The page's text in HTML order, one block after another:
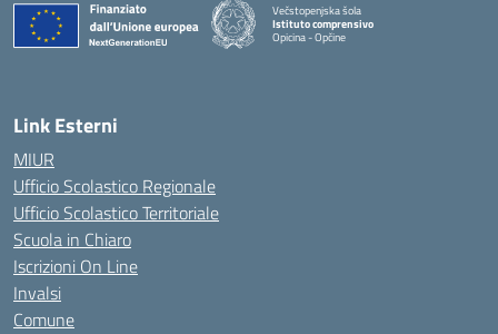
Večstopenjska šola
Istituto comprensivo
Opicina - Opčine
Link Esterni
MIUR
Ufficio Scolastico Regionale
Ufficio Scolastico Territoriale
Scuola in Chiaro
Iscrizioni On Line
Invalsi
Comune